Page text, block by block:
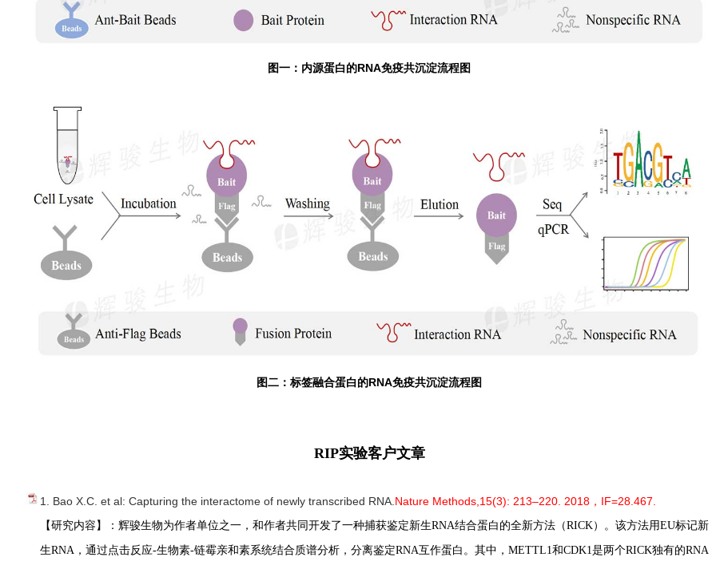
图一：内源蛋白的RNA免疫共沉淀流程图
图二：标签融合蛋白的RNA免疫共沉淀流程图
RIP实验客户文章
1. Bao X.C. et al: Capturing the interactome of newly transcribed RNA. Nature Methods, 15(3): 213–220. 2018，IF=28.467
【研究内容】：辉骏生物为作者单位之一，和作者共同开发了一种捕获鉴定新生RNA结合蛋白的全新方法（RICK）。该方法用EU标记新
生RNA，通过点击反应-生物素-链霉亲和素系统结合质谱分析，分离鉴定RNA互作蛋白。其中，METTL1和CDK1是两个RICK独有的RNA